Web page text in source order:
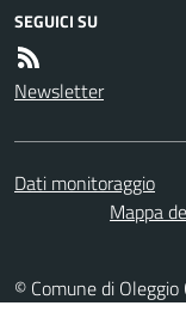
SEGUICI SU
Newsletter
Dati monitoraggio
Mappa
© Comune di